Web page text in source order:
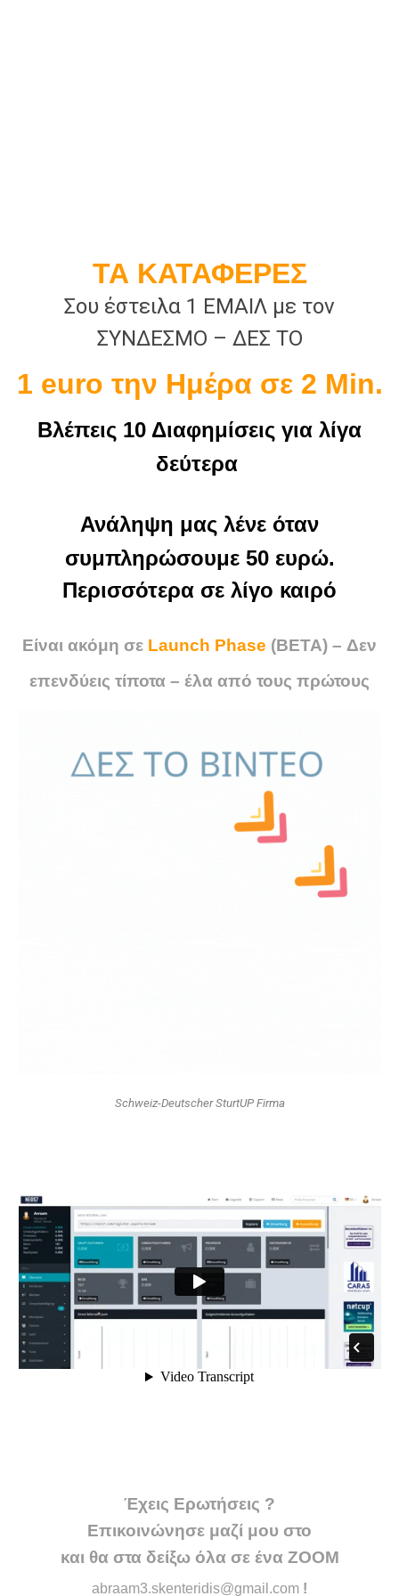
ΤΑ ΚΑΤΑΦΕΡΕΣ
Σου έστειλα 1 ΕΜΑΙΛ με τον
ΣΥΝΔΕΣΜΟ – ΔΕΣ ΤΟ
1 euro την Ημέρα σε 2 Min.
Βλέπεις 10 Διαφημίσεις για λίγα
δεύτερα
Ανάληψη μας λένε όταν
συμπληρώσουμε 50 ευρώ.
Περισσότερα σε λίγο καιρό
Είναι ακόμη σε Launch Phase (ΒΕΤΑ) – Δεν
επενδύεις τίποτα – έλα από τους πρώτους
Schweiz-Deutscher SturtUP Firma
Έχεις Ερωτήσεις ?
Επικοινώνησε μαζί μου στο
και θα στα δείξω όλα σε ένα ΖΟΟΜ
abraam3.skenteridis@gmail.com !